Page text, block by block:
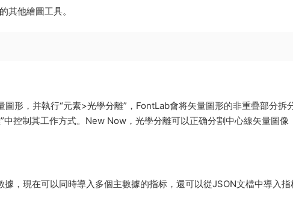
其他繪圖工具。
形，并執行“元素>光學分離”，FontLab會将矢量圖形的非重疊部分拆
中控制其工作方式。New Now，光學分離可以正确分割中心線矢量圖像
，現在可以同時導入多個主數據的指标，還可以從JSON文檔中導入指